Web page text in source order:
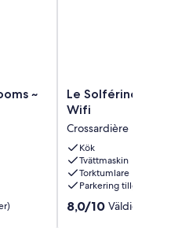
~
Le
Solférino
Balcon
-
Parking
-
Wifi
Crossardière
Le Solférino -
Wifi
Crossardière
Kök
Tvättmaskin
Torktumlare
Parkering tillgänglig
8.0
8,0/10 Väldigt bra